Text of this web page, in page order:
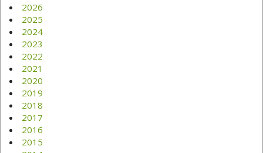
2026
2025
2024
2023
2022
2021
2020
2019
2018
2017
2016
2015